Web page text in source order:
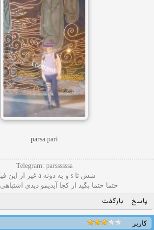
parsa pari
Telegram: parssssssa
شش تا s و یه دونه a غیر از این فیکه
حتما حتما بگید از کجا آیدیمو دیدی
پاسخ بازگفت
کاربر